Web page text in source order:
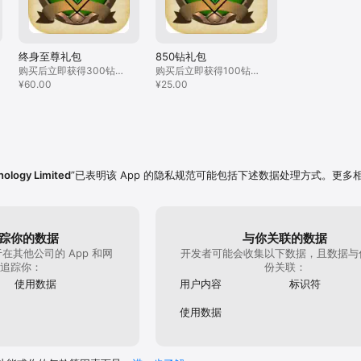
终身至尊礼包
购买后立即获得300钻
石，之后每天可领取25钻
¥60.00
850钻礼包
购买后立即获得100钻
石，连续30天每天领取
¥25.00
Limited”已表明该 App 的隐私规范可能包括下述数据处理方式。更多
你的数据
其他公司的 App 和网
踪你：
使用数据
与你关联的数据
开发者可能会收集以下数据，且数据
份关联：
用户内容
标识符
使用数据